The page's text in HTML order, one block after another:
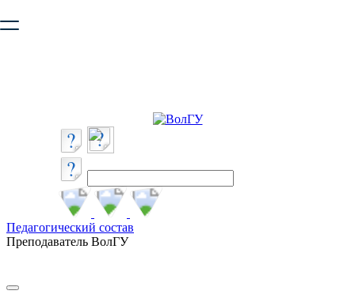
безопасную работу с сайтом. Пожалуйста
Педагогический состав
Преподаватель ВолГУ